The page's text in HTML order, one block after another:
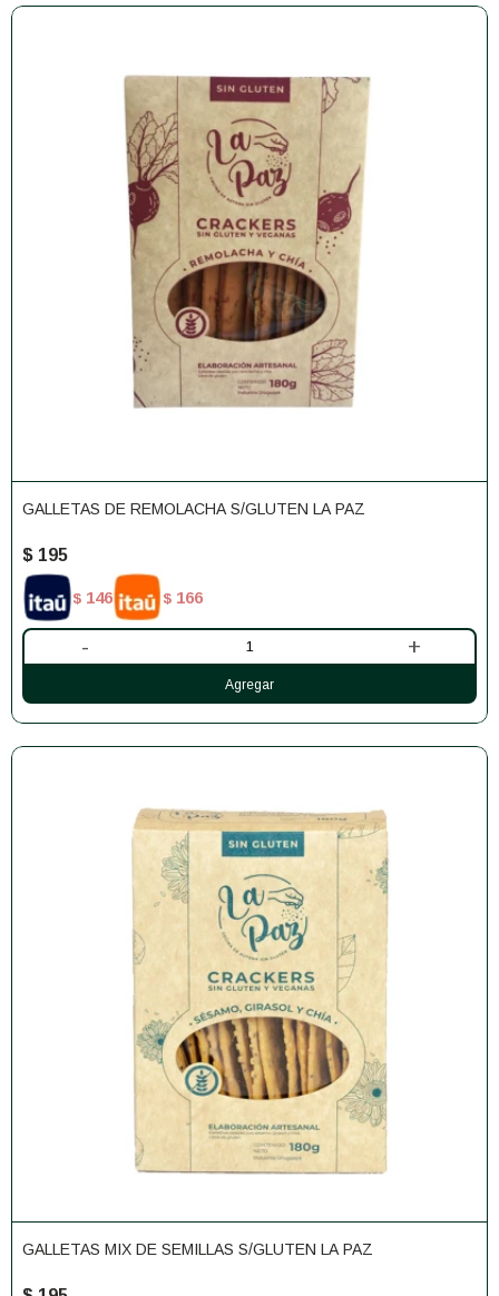
GALLETAS DE REMOLACHA S/GLUTEN LA PAZ
$ 195
$ 146 $ 166
- +
GALLETAS MIX DE SEMILLAS S/GLUTEN LA PAZ